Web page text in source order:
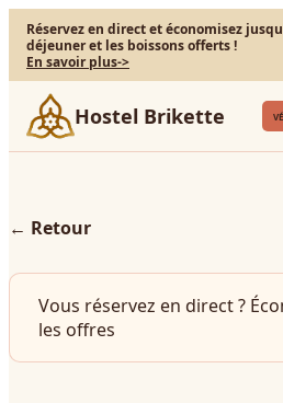
Réservez en direct et économisez
déjeuner et les boissons offerts !
En savoir plus->
Hostel Brikette
← Retour
Vous réservez en direct ?
les offres